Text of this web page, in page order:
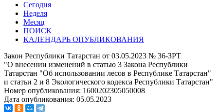
Сегодня
Неделя
Месяц
ПОИСК
КАЛЕНДАРЬ ОПУБЛИКОВАНИЯ
Закон Республики Татарстан от 03.05.2023 № 36-ЗРТ
"О внесении изменений в статью 3 Закона Республики
Татарстан "Об использовании лесов в Республике Татарстан"
и статьи 2 и 8 Экологического кодекса Республики Татарстан"
Номер опубликования: 1600202305050008
Дата опубликования: 05.05.2023